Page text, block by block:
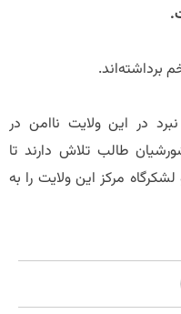
در این ولایت ناامن در
طالب تلاش دارند تا
مرکز این ولایت را به